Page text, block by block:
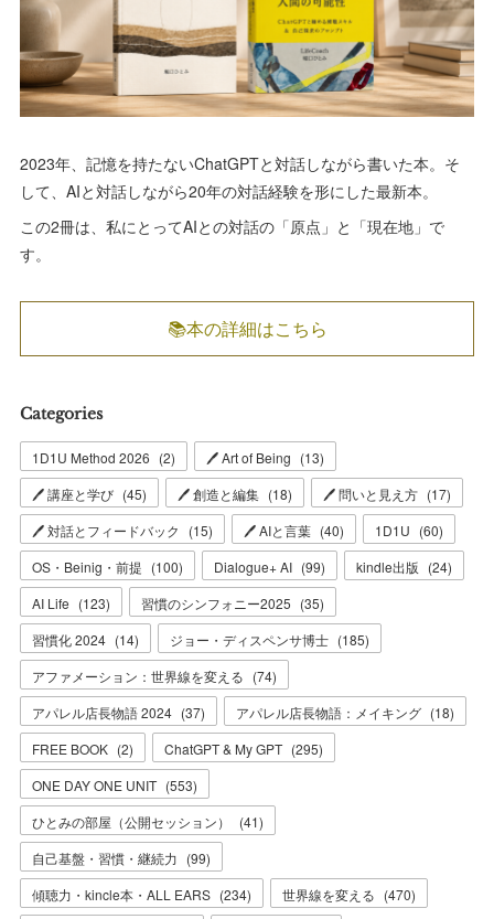
2023年、記憶を持たないChatGPTと対話しながら書いた本。そ
して、AIと対話しながら20年の対話経験を形にした最新本。
この2冊は、私にとってAIとの対話の「原点」と「現在地」で
す。
📚本の詳細はこちら
Categories
1D1U Method 2026 (2) 🖊 Art of Being (13)
🖊 講座と学び (45) 🖊 創造と編集 (18) 🖊 問いと見え方 (17)
🖊 対話とフィードバック
(15) 🖊 AIと言葉 (40) 1D1U (60)
OS・Beinig・前提 (100) Dialogue+ AI (99) kindle出版 (24)
AI Life (123) 習慣のシンフォニー2025 (35)
習慣化 2024 (14) ジョー・ディスペンサ博士 (185)
アファメーション：世界線を変える (74)
アパレル店長物語 2024 (37) アパレル店長物語：メイキング (18)
FREE BOOK (2) ChatGPT & My GPT (295)
ONE DAY ONE UNIT (553)
ひとみの部屋（公開セッション）
(41)
自己基盤・習慣・継続力 (99)
傾聴力・kincle本・ALL EARS (234) 世界線を変える (470)